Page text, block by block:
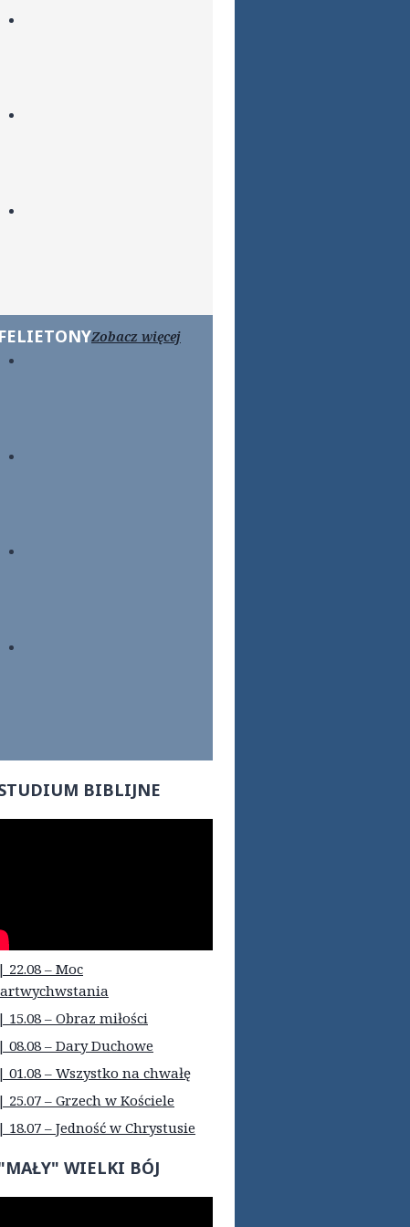
FELIETONYZobacz więcej
BIBLIJNE
22.08 – Moc
15.08 – Obraz miłości
08.08 – Dary Duchowe
01.08 – Wszystko na chwałę
25.07 – Grzech w Kościele
18.07 – Jedność w Chrystusie
WIELKI BÓJ